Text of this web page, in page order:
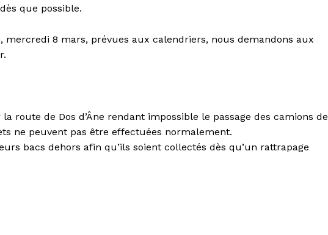
que possible.
mercredi 8 mars, prévues aux calendriers, nous demandons aux
route de Dos d’Âne rendant impossible le passage des camions de
ne peuvent pas être effectuées normalement.
bacs dehors afin qu’ils soient collectés dès qu’un rattrapage